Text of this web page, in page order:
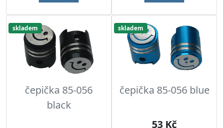
skladem
čepička 85-056
black
skladem
čepička 85-056 blue
53 Kč